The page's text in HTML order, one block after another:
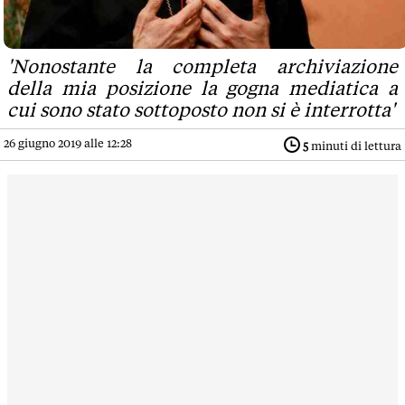
'Nonostante la completa archiviazione
della mia posizione la gogna mediatica a
cui sono stato sottoposto non si è interrotta'
26 giugno 2019 alle 12:28 5 minuti di lettura